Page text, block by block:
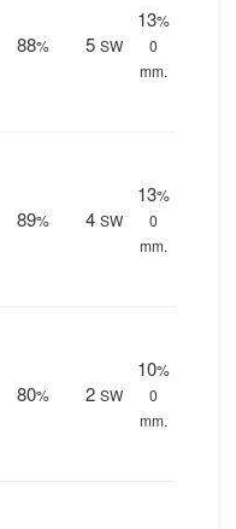
88% 5 SW
13%
0
mm.
89% 4 SW
13%
0
mm.
80% 2 SW
10%
0
mm.